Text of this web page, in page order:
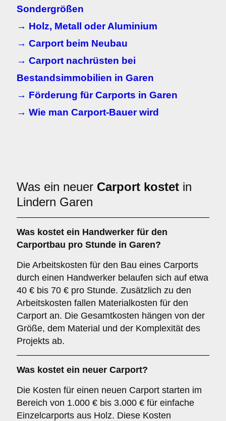
Sondergrößen
→ Holz, Metall oder Aluminium
→ Carport beim Neubau
→ Carport nachrüsten bei
Bestandsimmobilien in Garen
→ Förderung für Carports in Garen
→ Wie man Carport-Bauer wird
Was ein neuer Carport kostet in
Lindern Garen
Was kostet ein Handwerker für den
Carportbau pro Stunde in Garen?
Die Arbeitskosten für den Bau eines Carports
durch einen Handwerker belaufen sich auf etwa
40 € bis 70 € pro Stunde. Zusätzlich zu den
Arbeitskosten fallen Materialkosten für den
Carport an. Die Gesamtkosten hängen von der
Größe, dem Material und der Komplexität des
Projekts ab.
Was kostet ein neuer Carport?
Die Kosten für einen neuen Carport starten im
Bereich von 1.000 € bis 3.000 € für einfache
Einzelcarports aus Holz. Diese Kosten